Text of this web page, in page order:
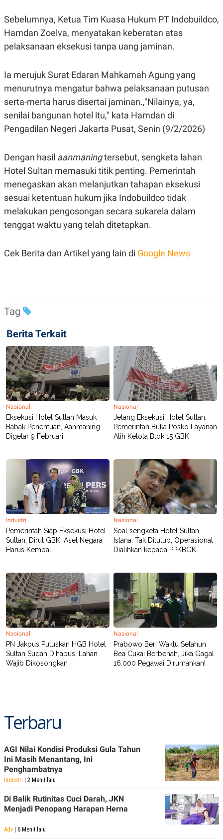
D
M
A
E
I
A
N
G
N
A
N
T
K
I
N
R
A
E
E
N
E
P
A
P
R
A
D
V
E
T
I
D
A
.
I
D
SITEMAPPROFILETERM
OF
PEDOMAN
PEMBERITAAN
SIBER
Sebelumnya, Ketua Tim Kuasa Hukum PT Indobuildco,
Hamdan Zoelva, menyatakan keberatan atas
pelaksanaan eksekusi tanpa uang jaminan.
Ia merujuk Surat Edaran Mahkamah Agung yang
menurutnya mengatur bahwa pelaksanaan putusan
serta-merta harus disertai jaminan.,"Nilainya, ya,
senilai bangunan hotel itu," kata Hamdan di
Pengadilan Negeri Jakarta Pusat, Senin (9/2/2026)
Dengan hasil aanmaningtersebut, sengketa lahan
Hotel Sultan memasuki titik penting. Pemerintah
menegaskan akan melanjutkan tahapan eksekusi
sesuai ketentuan hukum jika Indobuildco tidak
melakukan pengosongan secara sukarela dalam
tenggat waktu yang telah ditetapkan.
Cek Berita dan Artikel yang lain di Google News
Tag
Berita Terkait
Nasional
Eksekusi Hotel Sultan Masuk
Babak Penentuan, Aanmaning
Digelar 9 Februari
Nasional
Jelang Eksekusi Hotel Sultan,
Pemerintah Buka Posko Layanan
Alih Kelola Blok 15 GBK
Industri
Pemerintah Siap Eksekusi Hotel
Sultan, Dirut GBK: Aset Negara
Harus Kembali
Nasional
Soal sengketa Hotel Sultan,
Istana: Tak Ditutup, Operasional
Dialihkan kepada PPKBGK
Nasional
PN Jakpus Putuskan HGB Hotel
Sultan Sudah Dihapus, Lahan
Wajib Dikosongkan
Nasional
Prabowo Beri Waktu Setahun
Bea Cukai Berbenah, Jika Gagal
16.000 Pegawai Dirumahkan!
Terbaru
AGI Nilai Kondisi Produksi Gula Tahun
Ini Masih Menantang, Ini
Penghambatnya
Industri | 2 Menit lalu
Di Balik Rutinitas Cuci Darah, JKN
Menjadi Penopang Harapan Herna
Adv | 6 Menit lalu